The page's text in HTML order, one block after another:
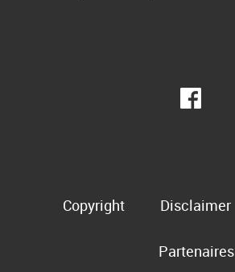
Copyright Disclaimer
Partenaires